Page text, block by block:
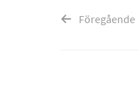
Föregående